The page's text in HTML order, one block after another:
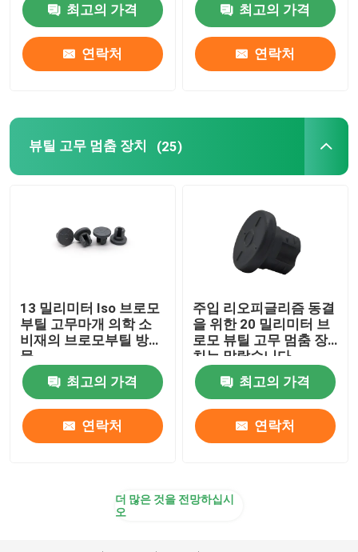
최고의 가격
연락처
최고의 가격
연락처
뷰틸 고무 멈춤 장치 (25)
13 밀리미터 Iso 브로모
부틸 고무마개 의학 소
비재의 브로모부틸 방해
물
최고의 가격
연락처
주입 리오피글리즘 동결
을 위한 20 밀리미터 브
로모 뷰틸 고무 멈춤 장
치는 말랐습니다
최고의 가격
연락처
더 많은 것을 전망하십시
오